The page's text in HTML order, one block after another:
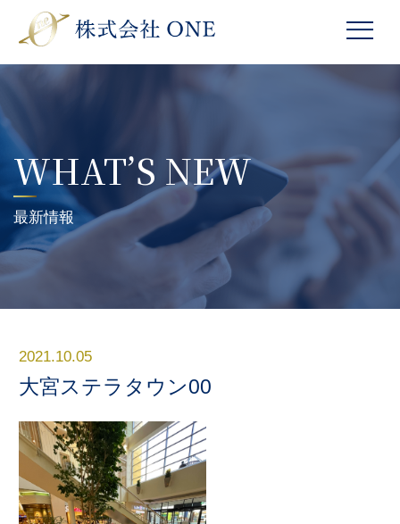
WHAT’S NEW
最新情報
2021.10.05
大宮ステラタウン00